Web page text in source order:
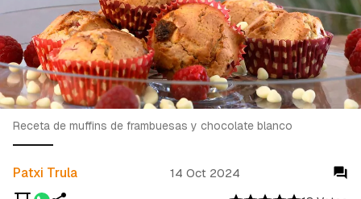
Patxi Trula 14 Oct 2024
Receta de muffins de frambuesas y chocolate blanco